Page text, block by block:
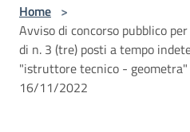
Home >
Avviso di concorso pubblico
di n. 3 (tre) posti a tempo
"istruttore tecnico -
16/11/2022